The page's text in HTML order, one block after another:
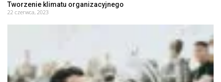
Tworzenie klimatu organizacyjnego
22 czerwca, 2023